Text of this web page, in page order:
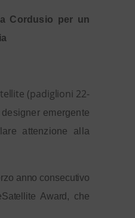
Cordusio per un
(padiglioni 22-
emergente
attenzione alla
anno consecutivo
Award, che